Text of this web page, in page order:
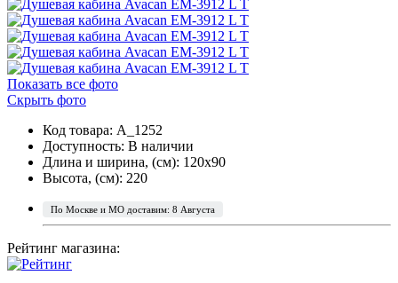
Показать все фото
Скрыть фото
Код товара: A_1252
Доступность: В наличии
Длина и ширина, (см): 120x90
Высота, (см): 220
По Москве и МО доставим: 8 Августа
Рейтинг магазина: